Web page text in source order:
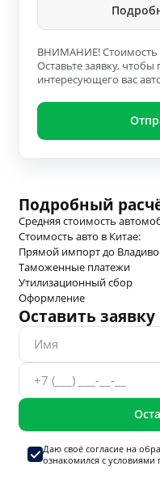
ВНИМАНИЕ! Стоимость
Оставьте заявку,
интересующего вас
Подробный
Средняя стоимость
Стоимость авто в Китае:
Прямой импорт до
Таможенные платежи
Утилизационный сбор
Оформление
Оставить заявку
Даю своё согласие на
ознакомился с условиями